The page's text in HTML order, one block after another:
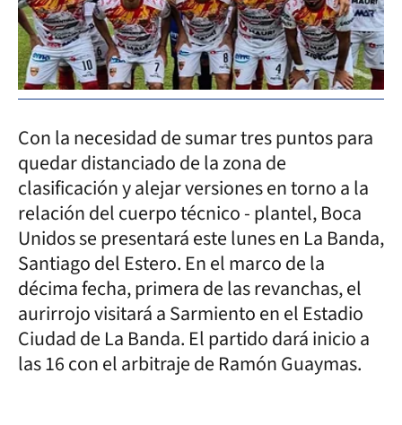
Con la necesidad de sumar tres puntos para
quedar distanciado de la zona de
clasificación y alejar versiones en torno a la
relación del cuerpo técnico - plantel, Boca
Unidos se presentará este lunes en La Banda,
Santiago del Estero. En el marco de la
décima fecha, primera de las revanchas, el
aurirrojo visitará a Sarmiento en el Estadio
Ciudad de La Banda. El partido dará inicio a
las 16 con el arbitraje de Ramón Guaymas.